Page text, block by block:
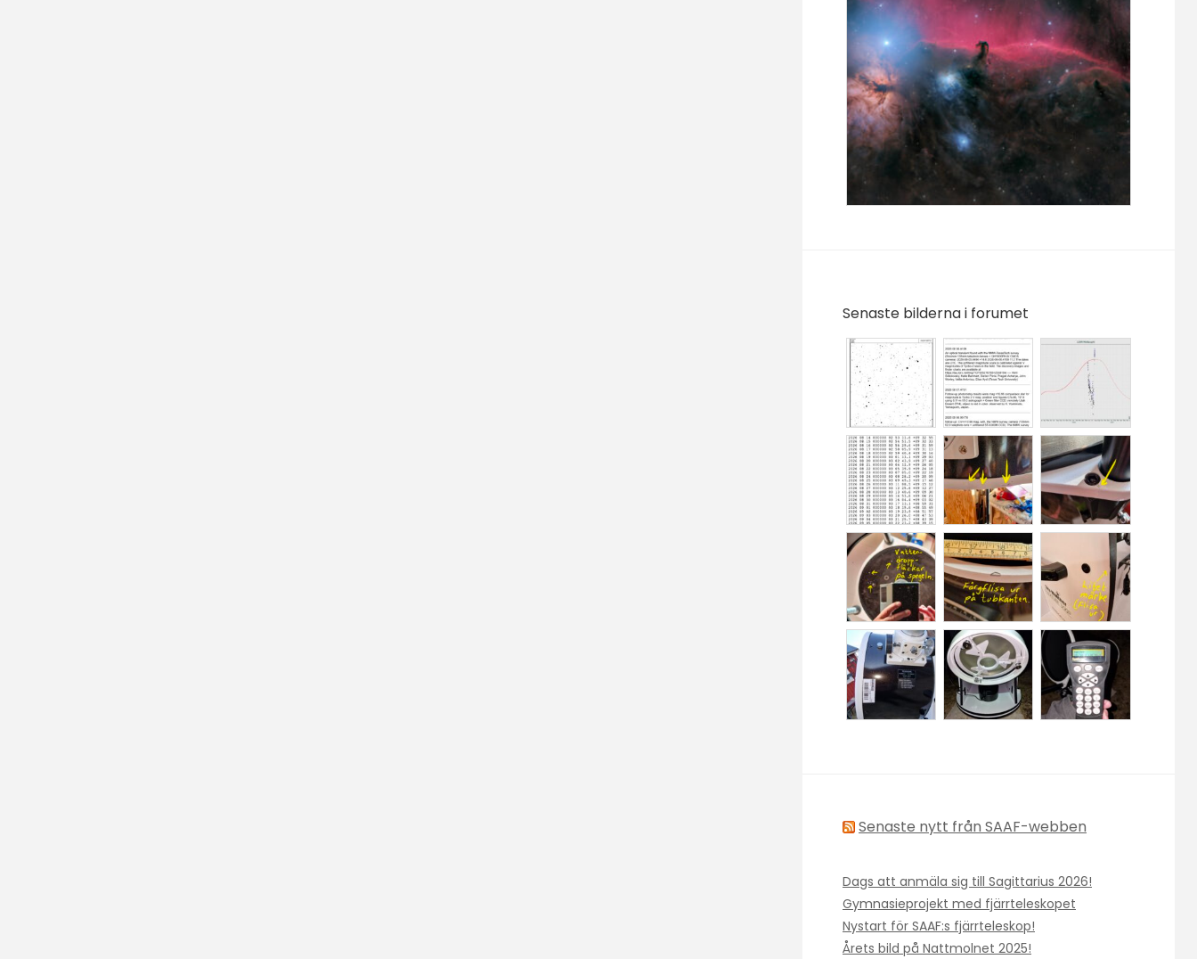
Senaste bilderna i forumet
Senaste nytt från SAAF-webben
Dags att anmäla sig till Sagittarius 2026!
Gymnasieprojekt med fjärrteleskopet
Nystart för SAAF:s fjärrteleskop!
Årets bild på Nattmolnet 2025!